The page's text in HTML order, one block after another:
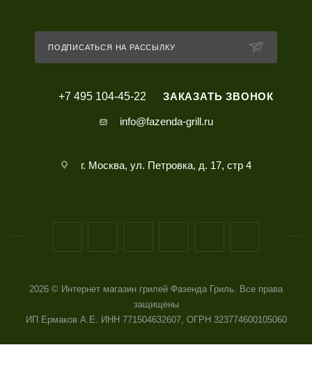
ПОДПИСАТЬСЯ НА РАССЫЛКУ
+7 495 104-45-22 ЗАКАЗАТЬ ЗВОНОК
info@fazenda-grill.ru
г. Москва, ул. Петровка, д. 17, стр 4
2026 © Интернет магазин грилей Фазенда Гриль. Все права
защищены
ИП Ермаков А.Е. ИНН 771504632607, ОГРН 323774600105060